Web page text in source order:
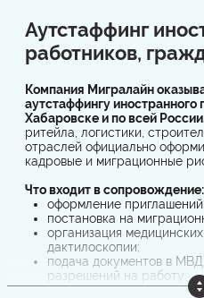
Аутстаффинг
работников,
Компания Мигралайн
аутстаффингу иностранного
Хабаровске и по всей
ритейла, логистики,
отраслей официально
кадровые и миграционные
Что входит в сопровождение:
оформление приглашений
постановка на
организация
дактилоскопии;
подача документов в
разрешений на работу;
заключение и